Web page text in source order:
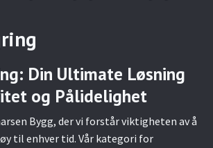
Din Ultimate Løsning
og Pålidelighet
Bygg, der vi forstår viktigheten av å
til enhver tid. Vår kategori for